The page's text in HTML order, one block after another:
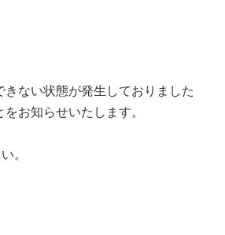
きない状態が発生しておりました
お知らせいたします。
。